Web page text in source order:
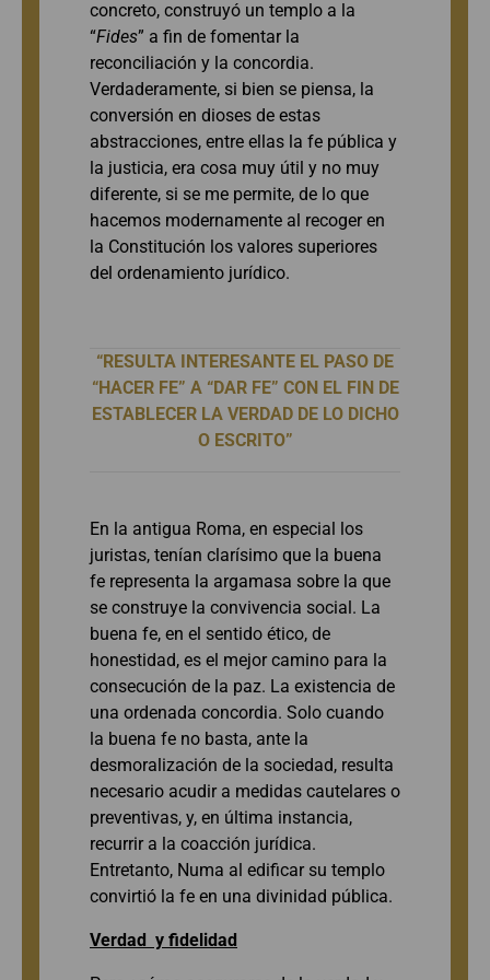
concreto, construyó un templo a la
“Fides” a fin de fomentar la
reconciliación y la concordia.
Verdaderamente, si bien se piensa, la
conversión en dioses de estas
abstracciones, entre ellas la fe pública y
la justicia, era cosa muy útil y no muy
diferente, si se me permite, de lo que
hacemos modernamente al recoger en
la Constitución los valores superiores
del ordenamiento jurídico.
“RESULTA INTERESANTE EL PASO DE
“HACER FE” A “DAR FE” CON EL FIN DE
ESTABLECER LA VERDAD DE LO DICHO
O ESCRITO”
En la antigua Roma, en especial los
juristas, tenían clarísimo que la buena
fe representa la argamasa sobre la que
se construye la convivencia social. La
buena fe, en el sentido ético, de
honestidad, es el mejor camino para la
consecución de la paz. La existencia de
una ordenada concordia. Solo cuando
la buena fe no basta, ante la
desmoralización de la sociedad, resulta
necesario acudir a medidas cautelares o
preventivas, y, en última instancia,
recurrir a la coacción jurídica.
Entretanto, Numa al edificar su templo
convirtió la fe en una divinidad pública.
Verdad y fidelidad